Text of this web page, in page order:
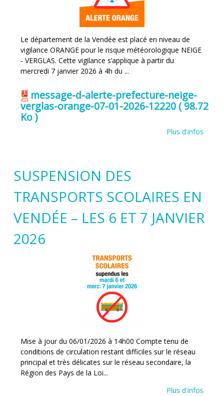
Le département de la Vendée est placé en niveau de
vigilance ORANGE pour le risque météorologique NEIGE
- VERGLAS. Cette vigilance s’applique à partir du
mercredi 7 janvier 2026 à 4h du ...
message-d-alerte-prefecture-neige-
verglas-orange-07-01-2026-12220 ( 98.72
Ko )
Plus d'infos
SUSPENSION DES
TRANSPORTS SCOLAIRES EN
VENDÉE – LES 6 ET 7 JANVIER
2026
Mise à jour du 06/01/2026 à 14h00 Compte tenu de
conditions de circulation restant difficiles sur le réseau
principal et très délicates sur le réseau secondaire, la
Région des Pays de la Loi...
Plus d'infos